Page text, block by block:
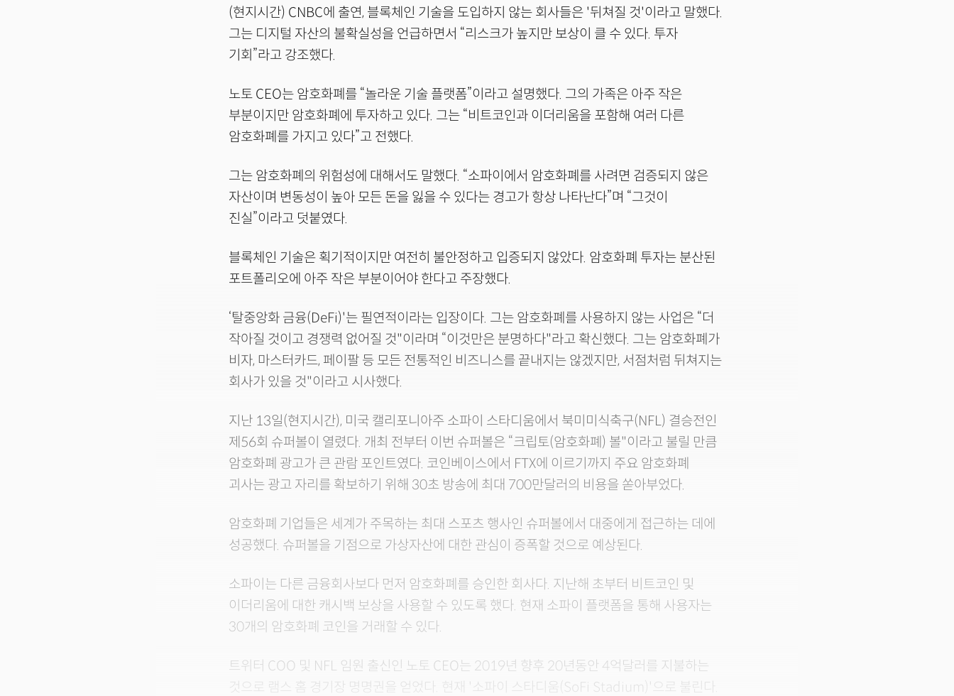
(현지시간) CNBC에 출연, 블록체인 기술을 도입하지 않는 회사들은 '뒤쳐질 것'이라고 말했다.
그는 디지털 자산의 불확실성을 언급하면서 “리스크가 높지만 보상이 클 수 있다. 투자
기회”라고 강조했다.
노토 CEO는 암호화폐를 “놀라운 기술 플랫폼”이라고 설명했다. 그의 가족은 아주 작은
부분이지만 암호화폐에 투자하고 있다. 그는 “비트코인과 이더리움을 포함해 여러 다른
암호화폐를 가지고 있다”고 전했다.
그는 암호화폐의 위험성에 대해서도 말했다. “소파이에서 암호화폐를 사려면 검증되지 않은
자산이며 변동성이 높아 모든 돈을 잃을 수 있다는 경고가 항상 나타난다”며 “그것이
진실”이라고 덧붙였다.
블록체인 기술은 획기적이지만 여전히 불안정하고 입증되지 않았다. 암호화폐 투자는 분산된
포트폴리오에 아주 작은 부분이어야 한다고 주장했다.
‘탈중앙화 금융(DeFi)'는 필연적이라는 입장이다. 그는 암호화폐를 사용하지 않는 사업은 “더
작아질 것이고 경쟁력 없어질 것"이라며 “이것만은 분명하다"라고 확신했다. 그는 암호화폐가
비자, 마스터카드, 페이팔 등 모든 전통적인 비즈니스를 끝내지는 않겠지만, 서점처럼 뒤쳐지는
회사가 있을 것"이라고 시사했다.
지난 13일(현지시간), 미국 캘리포니아주 소파이 스타디움에서 북미미식축구(NFL) 결승전인
제56회 슈퍼볼이 열렸다. 개최 전부터 이번 슈퍼볼은 “크립토(암호화폐) 볼"이라고 불릴 만큼
암호화폐 광고가 큰 관람 포인트였다. 코인베이스에서 FTX에 이르기까지 주요 암호화폐
괴사는 광고 자리를 확보하기 위해 30초 방송에 최대 700만달러의 비용을 쏟아부었다.
암호화폐 기업들은 세계가 주목하는 최대 스포츠 행사인 슈퍼볼에서 대중에게 접근하는 데에
성공했다. 슈퍼볼을 기점으로 가상자산에 대한 관심이 증폭할 것으로 예상된다.
소파이는 다른 금융회사보다 먼저 암호화폐를 승인한 회사다. 지난해 초부터 비트코인 및
이더리움에 대한 캐시백 보상을 사용할 수 있도록 했다. 현재 소파이 플랫폼을 통해 사용자는
30개의 암호화폐 코인을 거래할 수 있다.
트위터 COO 및 NFL 임원 출신인 노토 CEO는 2019년 향후 20년동안 4억달러를 지불하는
것으로 램스 홈 경기장 명명권을 얻었다. 현재 '소파이 스타디움(SoFi Stadium)'으로 불린다.